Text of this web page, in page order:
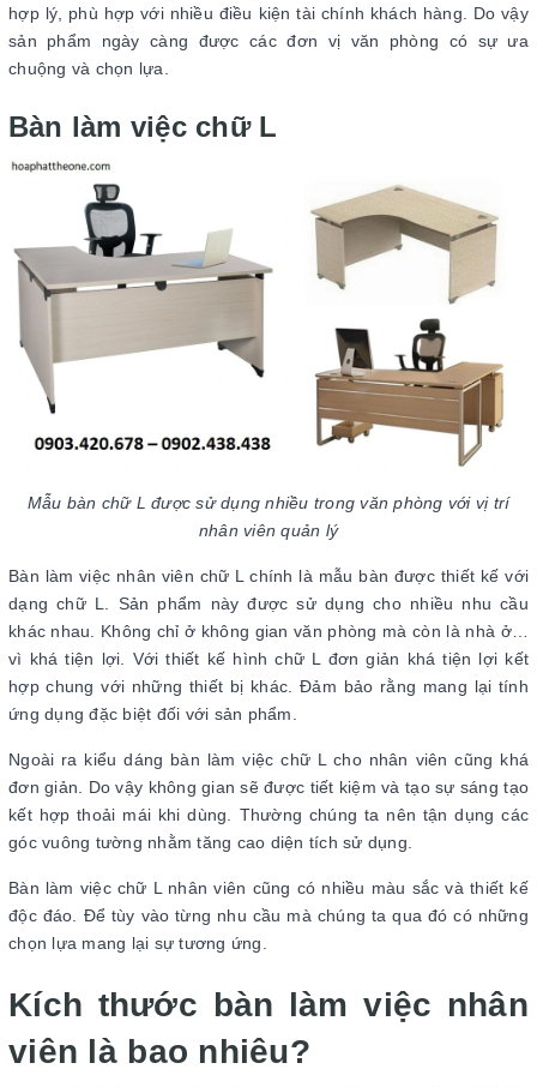
hợp lý, phù hợp với nhiều điều kiện tài chính khách hàng. Do vậy
sản phẩm ngày càng được các đơn vị văn phòng có sự ưa
chuộng và chọn lựa.
Bàn làm việc chữ L
Mẫu bàn chữ L được sử dụng nhiều trong văn phòng với vị trí
nhân viên quản lý
Bàn làm việc nhân viên chữ L chính là mẫu bàn được thiết kế với
dạng chữ L. Sản phẩm này được sử dụng cho nhiều nhu cầu
khác nhau. Không chỉ ở không gian văn phòng mà còn là nhà ở…
vì khá tiện lợi. Với thiết kế hình chữ L đơn giản khá tiện lợi kết
hợp chung với những thiết bị khác. Đảm bảo rằng mang lại tính
ứng dụng đặc biệt đối với sản phẩm.
Ngoài ra kiểu dáng bàn làm việc chữ L cho nhân viên cũng khá
đơn giản. Do vậy không gian sẽ được tiết kiệm và tạo sự sáng tạo
kết hợp thoải mái khi dùng. Thường chúng ta nên tận dụng các
góc vuông tường nhằm tăng cao diện tích sử dụng.
Bàn làm việc chữ L nhân viên cũng có nhiều màu sắc và thiết kế
độc đáo. Để tùy vào từng nhu cầu mà chúng ta qua đó có những
chọn lựa mang lại sự tương ứng.
Kích thước bàn làm việc nhân
viên là bao nhiêu?